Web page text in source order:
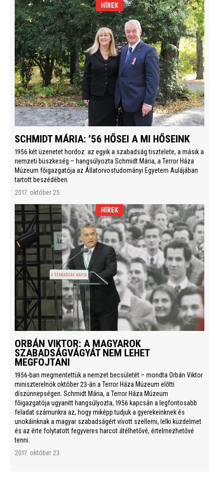
HÍREK
SCHMIDT MÁRIA: ’56 HŐSEI A MI HŐSEINK
1956 két üzenetet hordoz: az egyik a szabadság tisztelete, a másik a
nemzeti büszkeség – hangsúlyozta Schmidt Mária, a Terror Háza
Múzeum főigazgatója az Állatorvostudományi Egyetem Aulájában
tartott beszédében.
2017. október 25.
HÍREK
ORBÁN VIKTOR: A MAGYAROK
SZABADSÁGVÁGYÁT NEM LEHET
MEGFOJTANI
1956-ban megmentettük a nemzet becsületét – mondta Orbán Viktor
miniszterelnök október 23-án a Terror Háza Múzeum előtti
díszünnepségen. Schmidt Mária, a Terror Háza Múzeum
főigazgatója ugyanitt hangsúlyozta, 1956 kapcsán a legfontosabb
feladat számunkra az, hogy miképp tudjuk a gyerekeinknek és
unokáinknak a magyar szabadságért vívott szellemi, lelki küzdelmet
és az érte folytatott fegyveres harcot átélhetővé, értelmezhetővé
tenni.
2017. október 23.